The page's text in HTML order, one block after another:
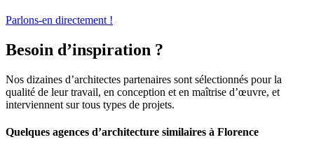
Parlons-en directement !
Besoin d’inspiration ?
Nos dizaines d’architectes partenaires sont sélectionnés pour la
qualité de leur travail, en conception et en maîtrise d’œuvre, et
interviennent sur tous types de projets.
Quelques agences d’architecture similaires à Florence